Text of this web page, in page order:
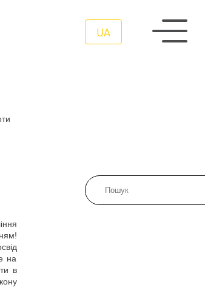
UA
на
в